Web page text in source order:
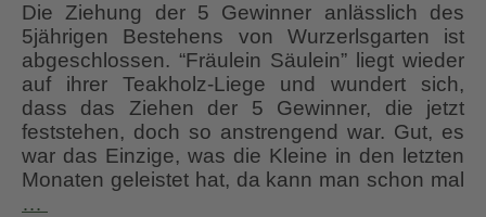
Die Ziehung der 5 Gewinner anlässlich des
5jährigen Bestehens von Wurzerlsgarten ist
abgeschlossen. “Fräulein Säulein” liegt wieder
auf ihrer Teakholz-Liege und wundert sich,
dass das Ziehen der 5 Gewinner, die jetzt
feststehen, doch so anstrengend war. Gut, es
war das Einzige, was die Kleine in den letzten
Monaten geleistet hat, da kann man schon mal
…